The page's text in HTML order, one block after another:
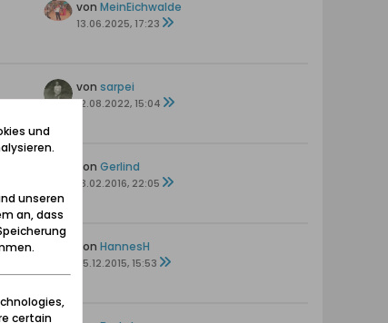
von MeinEichwalde
13.06.2025, 17:23
von sarpei
12.08.2022, 15:04
von Gerlind
13.02.2016, 22:05
von HannesH
25.12.2015, 15:53
und
unseren
an, dass
certain